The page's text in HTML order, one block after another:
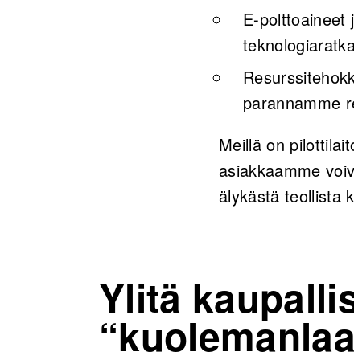
E-polttoaineet
parannamme
Meillä on
asiakkaamme
älykästä teollista
Ylitä